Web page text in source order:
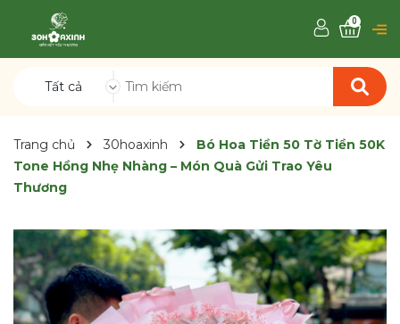
Tất cả
0
Trang chủ 30hoaxinh
Bó Hoa Tiền 50 Tờ Tiền 50K
Tone Hồng Nhẹ Nhàng – Món Quà Gửi Trao Yêu
Thương